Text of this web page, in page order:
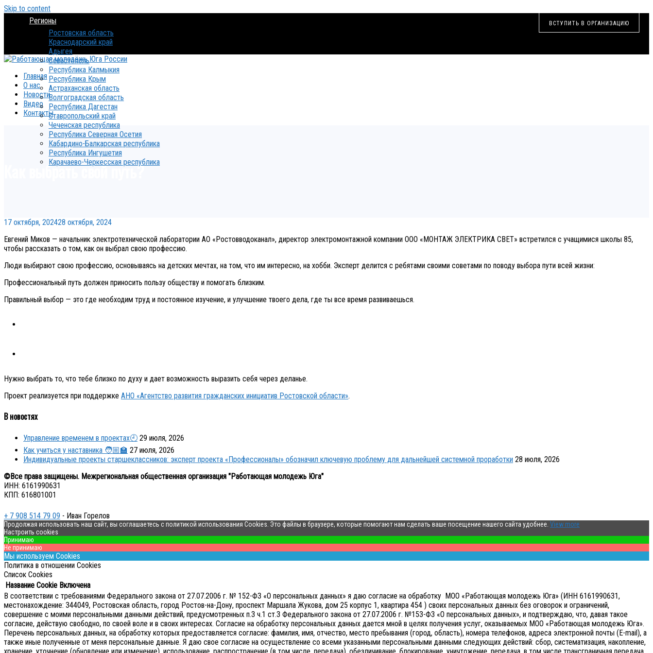
Skip to content
ВСТУПИТЬ В ОРГАНИЗАЦИЮ
Регионы
Ростовская область
Краснодарский край
Адыгея
Севастополь
Республика Калмыкия
Республика Крым
Астраханская область
Волгоградская область
Республика Дагестан
Ставропольский край
Чеченская республика
Республика Северная Осетия
Кабардино-Балкарская республика
Республика Ингушетия
Карачаево-Черкесская республика
Главная
О нас
Новости
Видео
Контакты
Как выбрать свой путь?
17 октября, 202428 октября, 2024
Евгений Миков — начальник электротехнической лаборатории АО «Ростовводоканал», директор электромонтажной компании ООО «МОНТАЖ ЭЛЕКТРИКА СВЕТ» встретился с учащимися школы 85,
чтобы рассказать о том, как он выбрал свою профессию.
Люди выбирают свою профессию, основываясь на детских мечтах, на том, что им интересно, на хобби. Эксперт делится с ребятами своими советами по поводу выбора пути всей жизни:
Профессиональный путь должен приносить пользу обществу и помогать близким.
Правильный выбор — это где необходим труд и постоянное изучение, и улучшение твоего дела, где ты все время развиваешься.
Нужно выбрать то, что тебе близко по духу и дает возможность выразить себя через деланье.
Проект реализуется при поддержке АНО «Агентство развития гражданских инициатив Ростовской области».
В новостях
Управление временем в проектах🕘 29 июля, 2026
Как учиться у наставника 🧑🏼‍🏫 27 июля, 2026
Индивидуальные проекты старшеклассников: эксперт проекта «Профессионалы» обозначил ключевую проблему для дальнейшей системной проработки 28 июля, 2026
©Все права защищены. Межрегиональная общественная организация "Работающая молодежь Юга"
ИНН: 6161990631
КПП: 616801001
+ 7 908 514 79 09 - Иван Горелов
Продолжая использовать наш сайт, вы соглашаетесь с политикой использования Cookies. Это файлы в браузере, которые помогают нам сделать ваше посещение нашего сайта удобнее. View more
Настроить cookies
Принимаю
Не принимаю
Мы используем Cookies
Политика в отношении Cookies
Список Cookies
Название Cookie Включена
В соответствии с требованиями Федерального закона от 27.07.2006 г. № 152-ФЗ «О персональных данных» я даю согласие на обработку МОО «Работающая молодежь Юга» (ИНН 6161990631,
местонахождение: 344049, Ростовская область, город Ростов-на-Дону, проспект Маршала Жукова, дом 25 корпус 1, квартира 454 ) своих персональных данных без оговорок и ограничений,
совершение с моими персональными данными действий, предусмотренных п.3 ч.1 ст.3 Федерального закона от 27.07.2006 г. №153-ФЗ «О персональных данных», и подтверждаю, что, давая такое
согласие, действую свободно, по своей воле и в своих интересах. Согласие на обработку персональных данных дается мной в целях получения услуг, оказываемых МОО «Работающая молодежь Юга».
Перечень персональных данных, на обработку которых предоставляется согласие: фамилия, имя, отчество, место пребывания (город, область), номера телефонов, адреса электронной почты (E-mail), а
также иные полученные от меня персональные данные. Я даю свое согласие на осуществление со всеми указанными персональными данными следующих действий: сбор, систематизация, накопление,